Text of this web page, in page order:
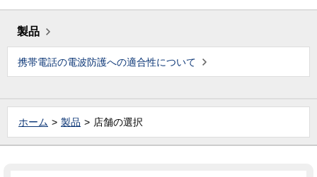
製品
携帯電話の電波防護への適合性について
ホーム 製品 店舗の選択